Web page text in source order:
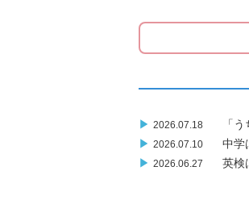
▶ 2026.07.18 「
▶ 2026.07.10 中学
▶ 2026.06.27 英検